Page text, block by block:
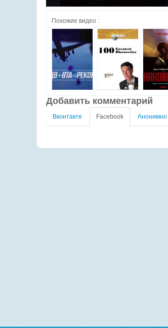
Похожие видео :
Добавить комментарий
Вконтакте Facebook Анонимно